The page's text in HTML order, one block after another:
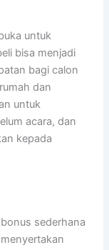
untuk
bisa menjadi
bagi calon
dan
untuk
acara, dan
kepada
sederhana